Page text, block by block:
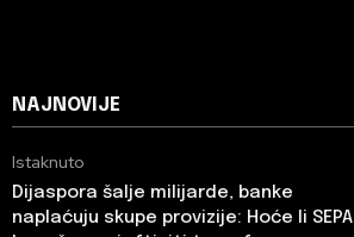
NAJNOVIJE
Istaknuto
Dijaspora šalje milijarde, banke
naplaćuju skupe provizije: Hoće li SEPA